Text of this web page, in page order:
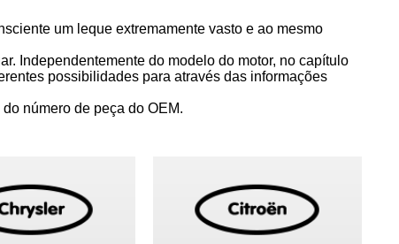
um leque extremamente vasto e ao mesmo
Independentemente do modelo do motor, no capítulo
possibilidades para através das informações
número de peça do OEM.